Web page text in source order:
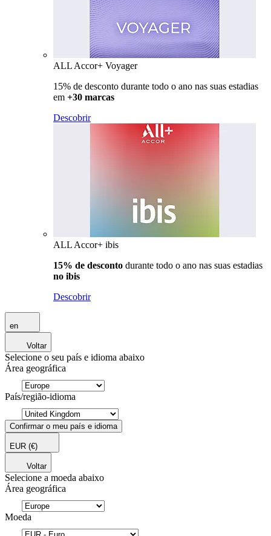
ALL Accor+ Voyager
15% de desconto durante todo o ano nas suas estadias
em +30 marcas
Descobrir
ALL Accor+ ibis
15% de desconto durante todo o ano nas suas estadias
no ibis
Descobrir
en
Voltar
Selecione o seu país e idioma abaixo
Área geográfica
País/região-idioma
Confirmar o meu país e idioma
EUR (€)
Voltar
Selecione a moeda abaixo
Área geográfica
Moeda